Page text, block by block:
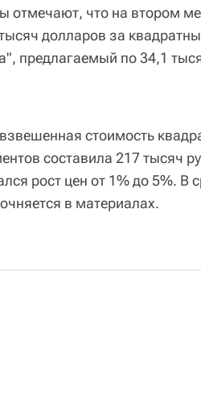
отмечают, что на втором
долларов за
предлагаемый по 34,1
стоимость
составила 217 тысяч
рост цен от 1% до 5%. В
в материалах.